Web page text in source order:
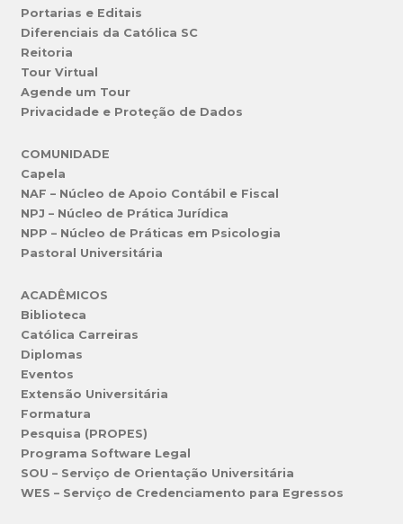
Portarias e Editais
Diferenciais da Católica SC
Reitoria
Tour Virtual
Agende um Tour
Privacidade e Proteção de Dados
COMUNIDADE
Capela
NAF – Núcleo de Apoio Contábil e Fiscal
NPJ – Núcleo de Prática Jurídica
NPP – Núcleo de Práticas em Psicologia
Pastoral Universitária
ACADÊMICOS
Biblioteca
Católica Carreiras
Diplomas
Eventos
Extensão Universitária
Formatura
Pesquisa (PROPES)
Programa Software Legal
SOU – Serviço de Orientação Universitária
WES – Serviço de Credenciamento para Egressos